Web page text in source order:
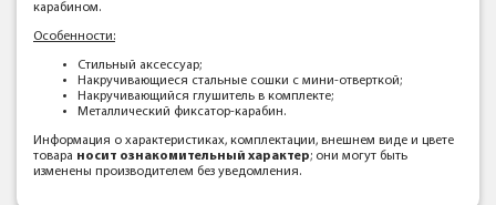
карабином.
Особенности:
Стильный аксессуар;
Накручивающиеся стальные сошки с мини-отверткой;
Накручивающийся глушитель в комплекте;
Металлический фиксатор-карабин.
Информация о характеристиках, комплектации, внешнем виде и цвете
товара носит ознакомительный характер; они могут быть
изменены производителем без уведомления.